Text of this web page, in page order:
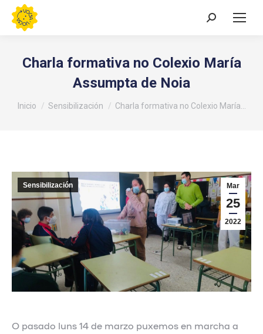
Buscar:
Charla formativa no Colexio María
Assumpta de Noia
Estás aquí:
Inicio Sensibilización Charla formativa no Colexio María…
Mar
25
2022
Sensibilización
O pasado luns 14 de marzo puxemos en marcha a